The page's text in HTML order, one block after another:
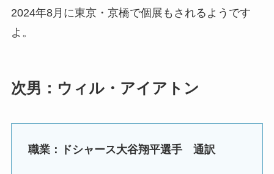
2024年8月に東京・京橋で個展もされるようです
よ。
次男：ウィル・アイアトン
職業：ドシャース大谷翔平選手 通訳